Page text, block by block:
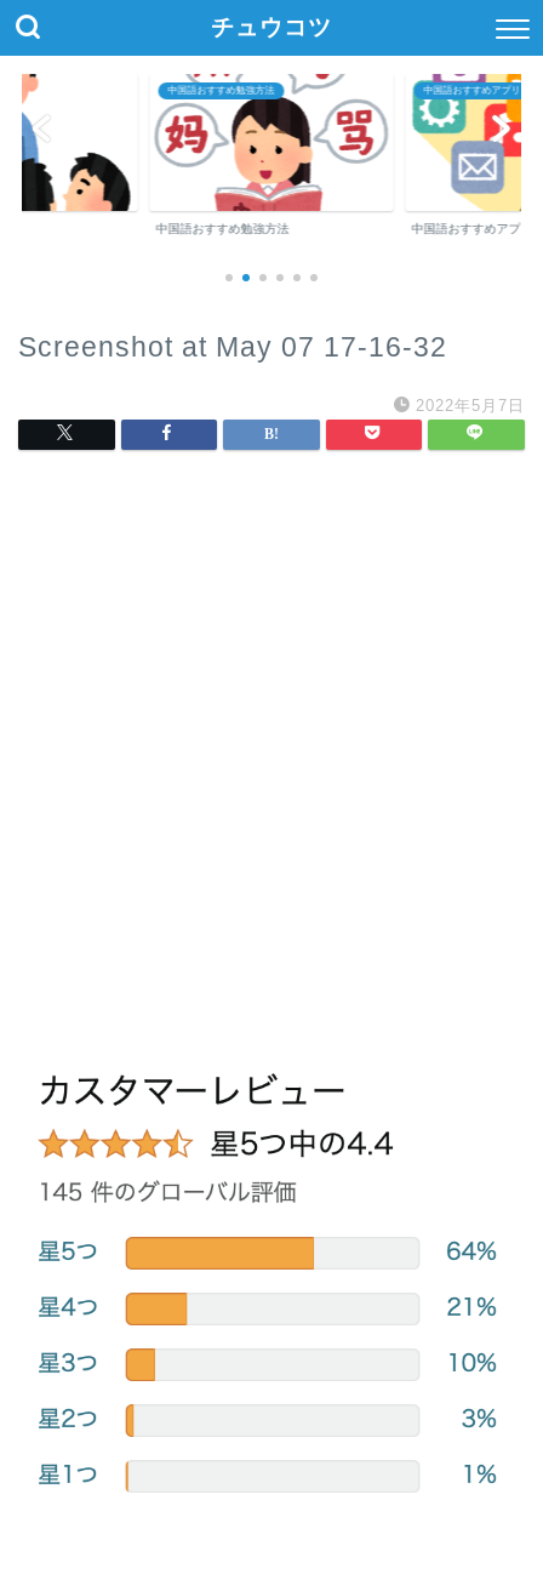
チュウコツ
中国語おすすめ勉強方法
中国語おすすめ勉強方法
中国語おすすめアプリ・参
中国語おすすめアプリ
Screenshot at May 07 17-16-32
2022年5月7日